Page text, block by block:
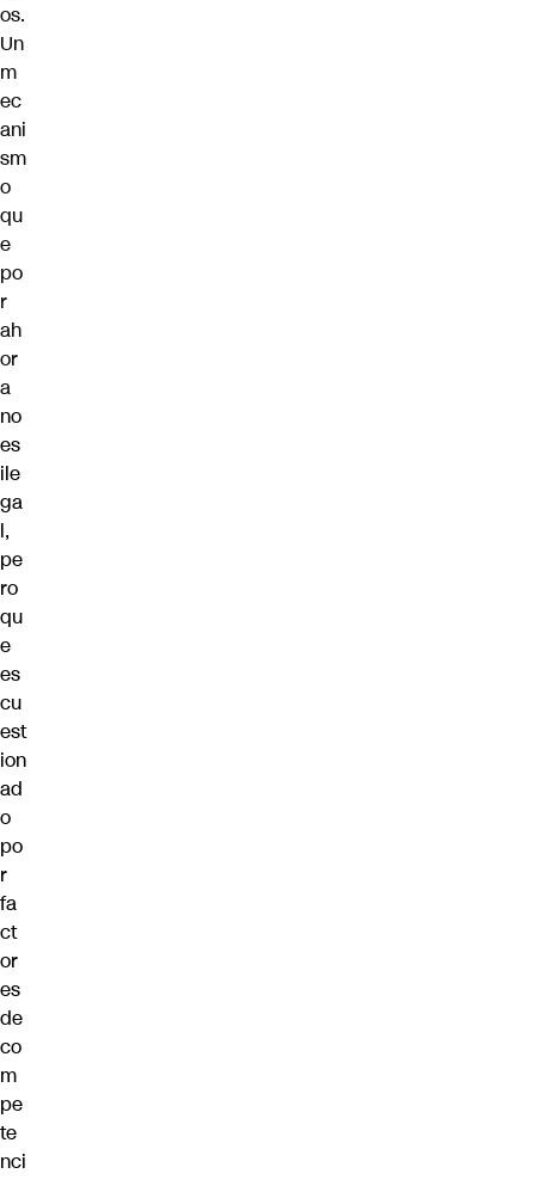
os.
Un
m
ec
ani
sm
o
qu
e
po
r
ah
or
a
no
es
ile
ga
l,
pe
ro
qu
e
es
cu
est
ion
ad
o
po
r
fa
ct
or
es
de
co
m
pe
te
nci